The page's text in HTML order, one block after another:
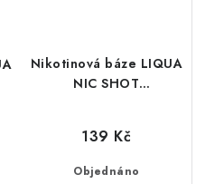
Nikotinová báze LIQUA
NIC SHOT
Objednáno
139 Kč